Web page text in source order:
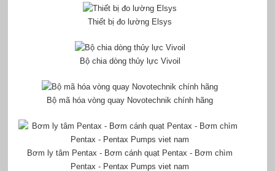
Thiết bị đo lường Elsys
Bộ chia dòng thủy lực Vivoil
Bộ mã hóa vòng quay Novotechnik chính hãng
Bơm ly tâm Pentax - Bơm cánh quạt Pentax - Bơm chìm
Pentax - Pentax Pumps viet nam